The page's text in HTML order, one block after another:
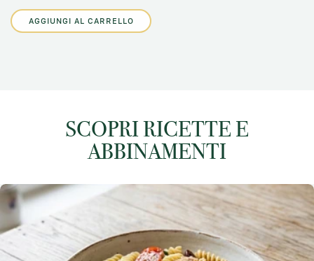
AGGIUNGI AL CARRELLO
SCOPRI RICETTE E
ABBINAMENTI